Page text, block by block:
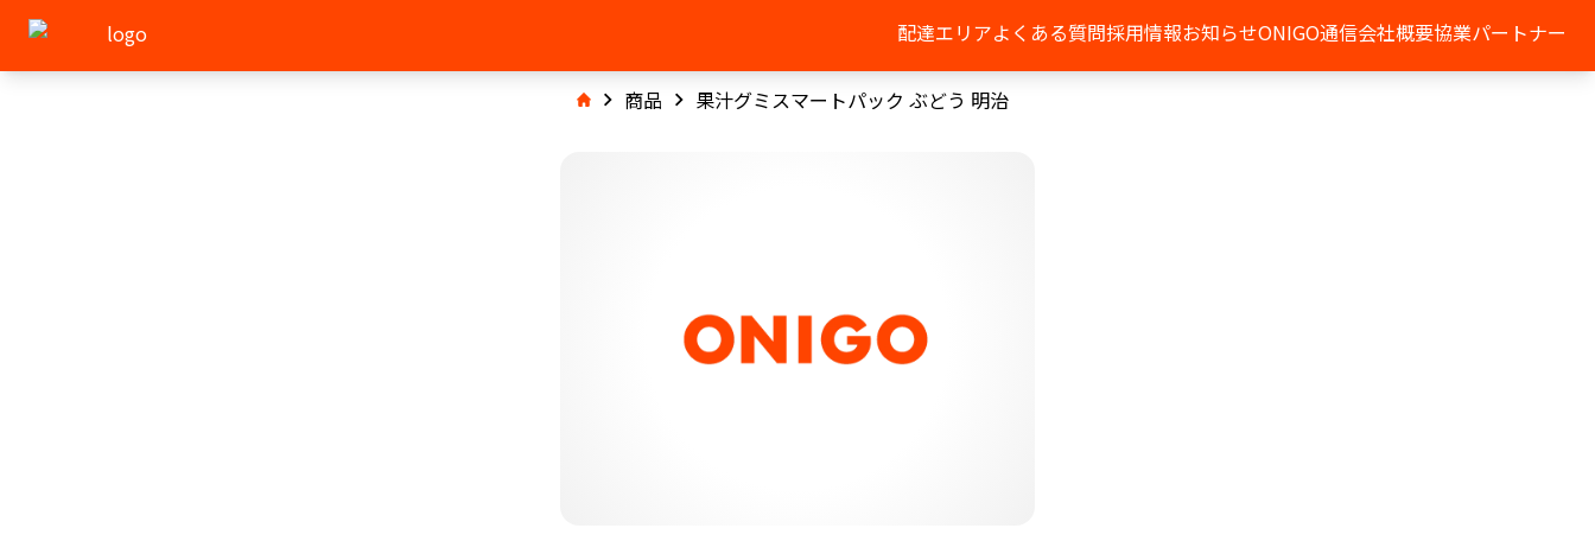
配達エリアよくある質問採用情報お知らせONIGO通信会社概要協業パートナー
商品 果汁グミスマートパック ぶどう 明治